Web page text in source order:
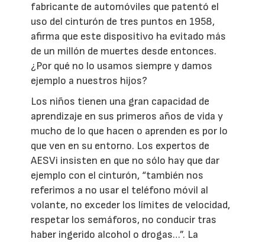
fabricante de automóviles que patentó el
uso del cinturón de tres puntos en 1958,
afirma que este dispositivo ha evitado más
de un millón de muertes desde entonces.
¿Por qué no lo usamos siempre y damos
ejemplo a nuestros hijos?
Los niños tienen una gran capacidad de
aprendizaje en sus primeros años de vida y
mucho de lo que hacen o aprenden es por lo
que ven en su entorno. Los expertos de
AESVi insisten en que no sólo hay que dar
ejemplo con el cinturón, “también nos
referimos a no usar el teléfono móvil al
volante, no exceder los límites de velocidad,
respetar los semáforos, no conducir tras
haber ingerido alcohol o drogas…”. La